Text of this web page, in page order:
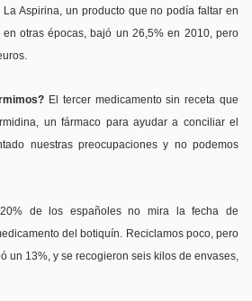
La Aspirina , un producto que no podía faltar en
otras épocas, bajó un 26,5% en 2010, pero
El tercer medicamento sin receta que
un fármaco para ayudar a conciliar el
nuestras preocupaciones y no podemos
de los españoles no mira la fecha de
del botiquín. Reciclamos poco, pero
un 13%, y se recogieron seis kilos de envases,